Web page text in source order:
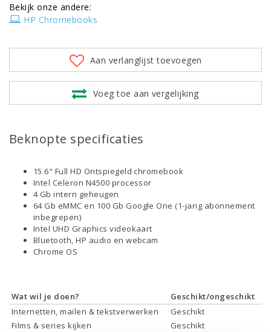
Bekijk onze andere:
HP Chromebooks
Aan verlanglijst toevoegen
Voeg toe aan vergelijking
Beknopte specificaties
15.6" Full HD Ontspiegeld chromebook
Intel Celeron N4500 processor
4 Gb intern geheugen
64 Gb eMMC en 100 Gb Google One (1-jarig abonnement
inbegrepen)
Intel UHD Graphics videokaart
Bluetooth, HP audio en webcam
Chrome OS
Wat wil je doen?
Geschikt/ongeschikt
Internetten, mailen & tekstverwerken
Geschikt
Films & series kijken
Geschikt